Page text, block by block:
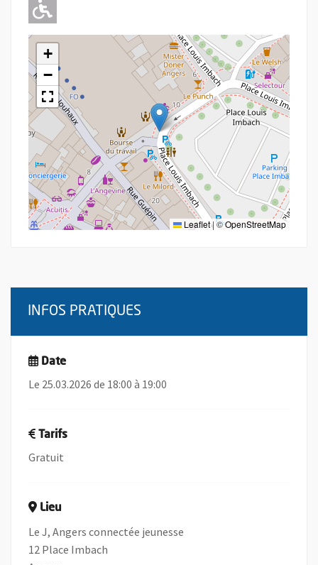
Adapté pour l'handicap Moteur
+
−
Leaflet|©OpenStreetMap
INFOS PRATIQUES
Date
Le 25.03.2026 de 18:00 à 19:00
Tarifs
Gratuit
Lieu
Le J, Angers connectée jeunesse
12 Place Imbach